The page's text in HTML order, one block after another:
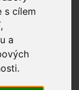
s cílem
a